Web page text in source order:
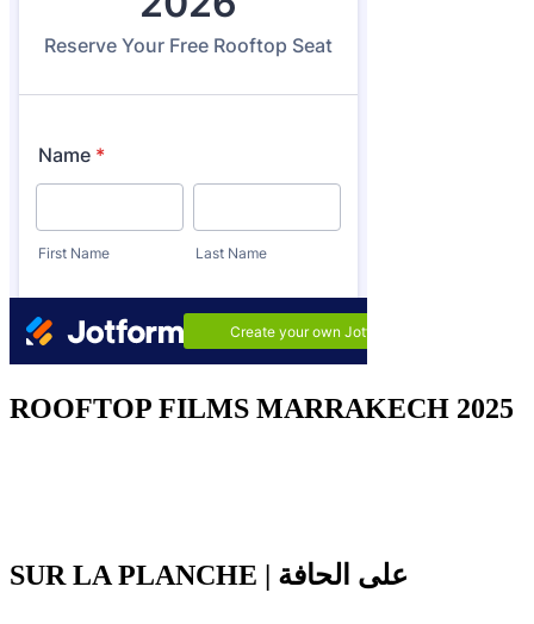
ROOFTOP FILMS MARRAKECH 2025
SUR LA PLANCHE | على الحافة